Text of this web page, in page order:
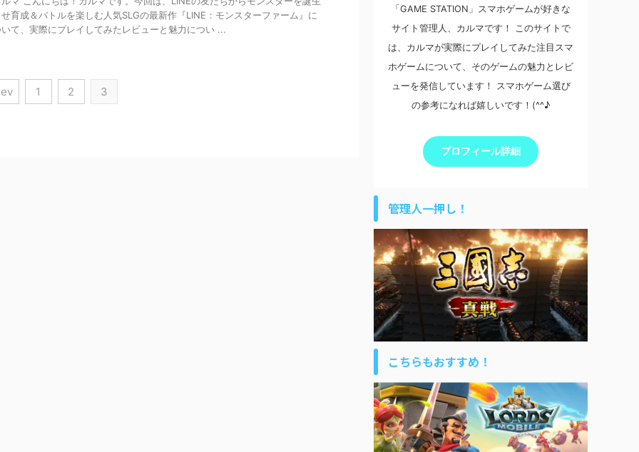
育成＆バトルを楽しむ人気SLGの最新作『LINE：モンスターファーム』に
て、実際にプレイしてみたレビューと魅力につい ...
1 2 3
「GAME STATION」スマホゲームが好きな
サイト管理人、カルマです！ このサイトで
は、カルマが実際にプレイしてみた注目スマ
ホゲームについて、そのゲームの魅力とレビ
ューを発信しています！ スマホゲーム選び
の参考になれば嬉しいです！(^^♪
プロフィール詳細
管理人一押し！
こちらもおすすめ！